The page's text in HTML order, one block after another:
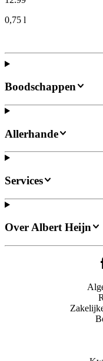
0,75 l
Boodschappen
Allerhande
Services
Over Albert Heijn